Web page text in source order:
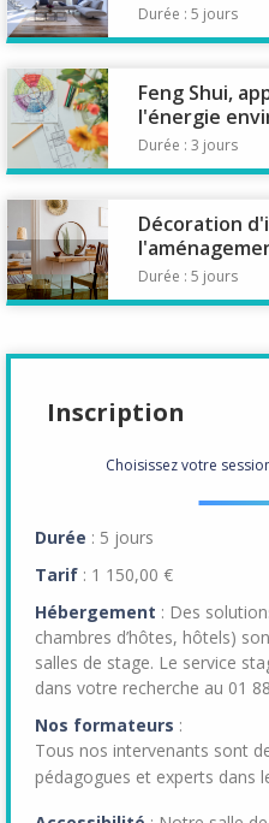
Durée : 5 jours
Feng Shui,
l'énergie
Durée : 3 jours
Décoration
Durée : 5 jours
Inscription
Choisissez votre
Durée : 5 jours
Tarif : 1 150,00 €
Hébergement : Des
chambres d’hôtes, hôtels)
salles de stage. Le service
dans votre recherche au 01
Nos formateurs :
Tous nos intervenants sont
pédagogues et experts dans